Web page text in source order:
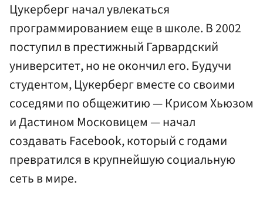
Цукерберг начал увлекаться
программированием еще в школе. В 2002
поступил в престижный Гарвардский
университет, но не окончил его. Будучи
студентом, Цукерберг вместе со своими
соседями по общежитию — Крисом Хьюзом
и Дастином Московицем — начал
создавать Facebook, который с годами
превратился в крупнейшую социальную
сеть в мире.